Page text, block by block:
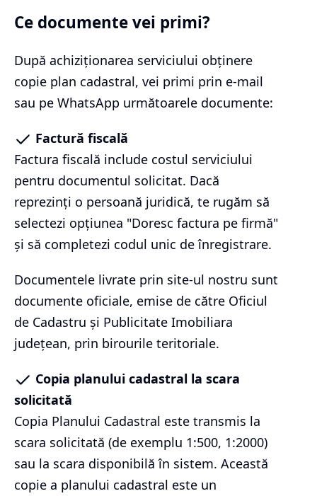
Ce documente vei primi?
După achiziționarea serviciului obținere
copie plan cadastral, vei primi prin e-mail
sau pe WhatsApp următoarele documente:
Factură fiscală
Factura fiscală include costul serviciului
pentru documentul solicitat. Dacă
reprezinți o persoană juridică, te rugăm să
selectezi opțiunea "Doresc factura pe firmă"
și să completezi codul unic de înregistrare.
Documentele livrate prin site-ul nostru sunt
documente oficiale, emise de către Oficiul
de Cadastru și Publicitate Imobiliara
județean, prin birourile teritoriale.
Copia planului cadastral la scara
solicitată
Copia Planului Cadastral este transmis la
scara solicitată (de exemplu 1:500, 1:2000)
sau la scara disponibilă în sistem. Această
copie a planului cadastral este un